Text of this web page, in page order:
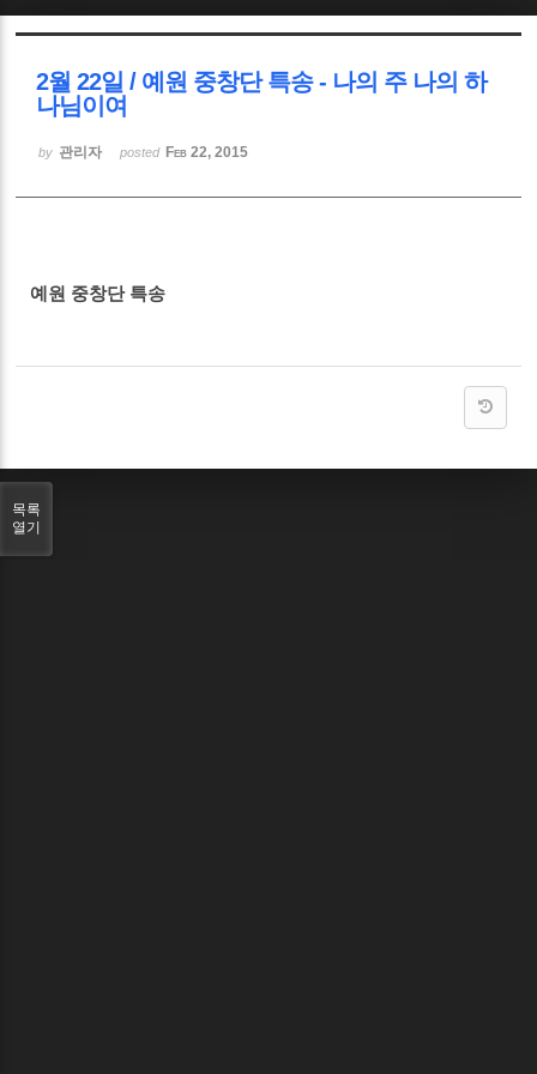
2월 22일 / 예원 중창단 특송 - 나의 주 나의 하
나님이여
by 관리자 posted Feb 22, 2015
예원 중창단 특송
목록
열기
Sketchbook5, 스케치북5
Sketchbook5, 스케치북5